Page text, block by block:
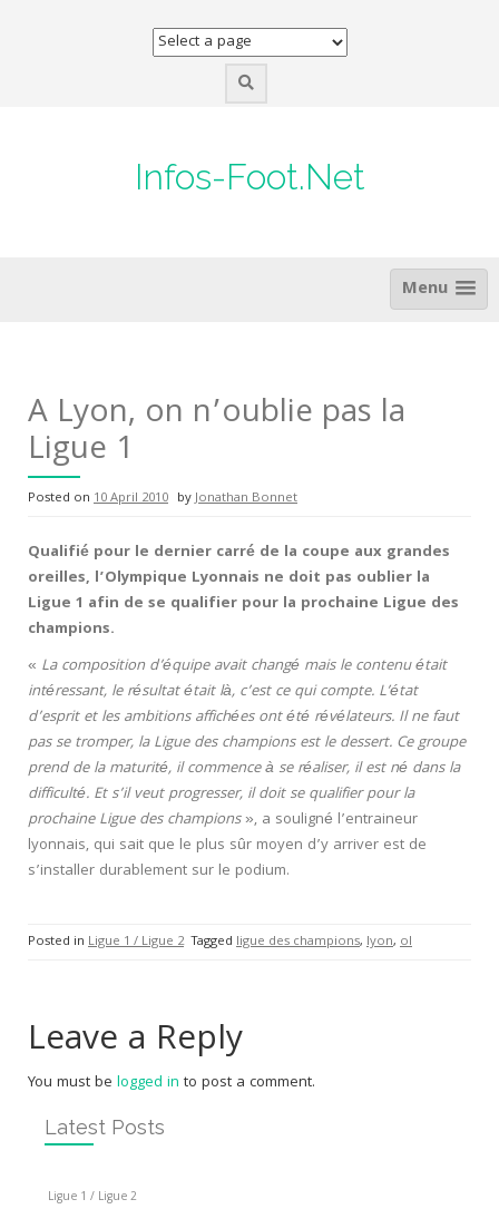
Infos-Foot.Net
Menu
A Lyon, on n’oublie pas la
Ligue 1
Posted on 10 April 2010 byJonathan Bonnet
Qualifié pour le dernier carré de la coupe aux grandes
oreilles, l’Olympique Lyonnais ne doit pas oublier la
Ligue 1 afin de se qualifier pour la prochaine Ligue des
champions.
« La composition d’équipe avait changé mais le contenu était
intéressant, le résultat était là, c’est ce qui compte. L’état
d’esprit et les ambitions affichées ont été révélateurs. Il ne faut
pas se tromper, la Ligue des champions est le dessert. Ce groupe
prend de la maturité, il commence à se réaliser, il est né dans la
difficulté. Et s’il veut progresser, il doit se qualifier pour la
prochaine Ligue des champions», a souligné l’entraineur
lyonnais, qui sait que le plus sûr moyen d’y arriver est de
s’installer durablement sur le podium.
Posted in Ligue 1 / Ligue 2 Tagged ligue des champions, lyon, ol
Leave a Reply
You must be logged in to post a comment.
Latest Posts
Ligue 1 / Ligue 2